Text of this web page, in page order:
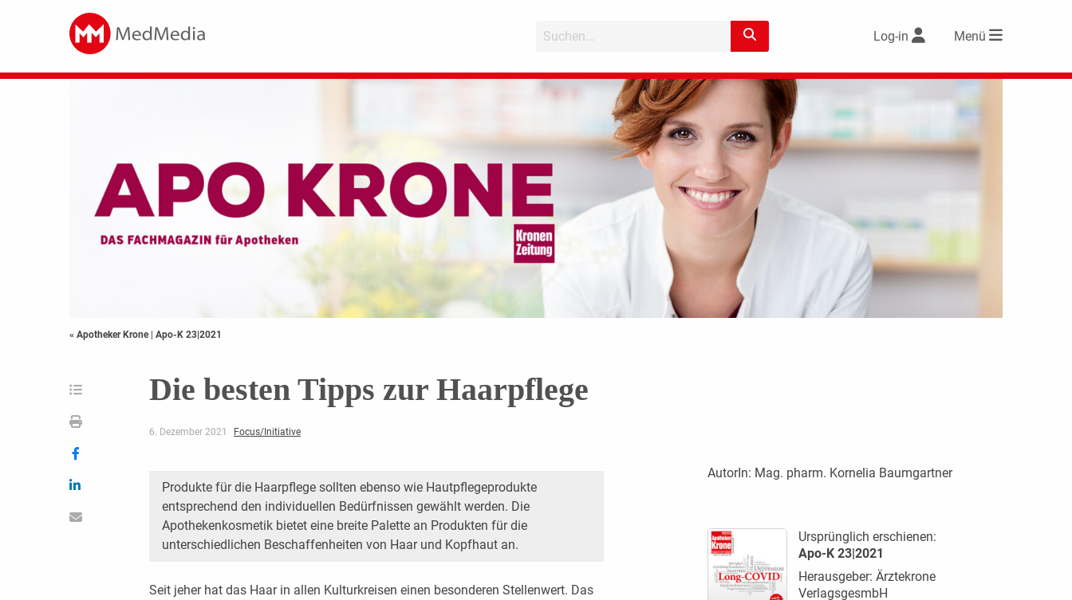
Log-in Menü
« Apotheker Krone | Apo-K 23|2021
Die besten Tipps zur Haarpflege
6. Dezember 2021 Focus/Initiative
Produkte für die Haarpflege sollten ebenso wie Hautpflegeprodukte
entsprechend den individuellen Bedürfnissen gewählt werden. Die
Apothekenkosmetik bietet eine breite Palette an Produkten für die
unterschiedlichen Beschaffenheiten von Haar und Kopfhaut an.
Seit jeher hat das Haar in allen Kulturkreisen einen besonderen Stellenwert. Das
AutorIn: Mag. pharm. Kornelia Baumgartner
Ursprünglich erschienen:
Apo-K 23|2021
Herausgeber: Ärztekrone
VerlagsgesmbH